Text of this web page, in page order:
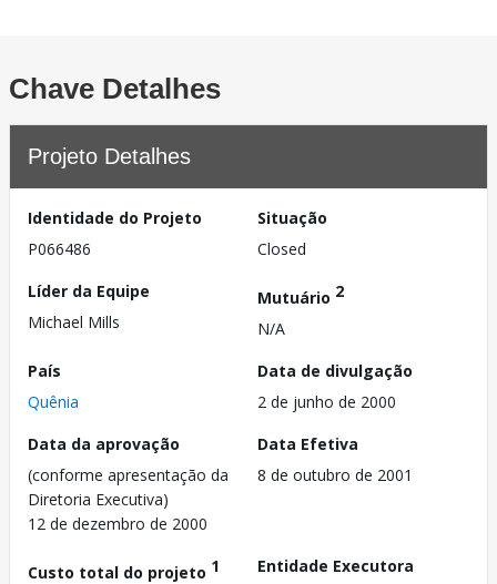
Chave Detalhes
Projeto Detalhes
Identidade do Projeto
P066486
Situação
Closed
Líder da Equipe
Michael Mills
Mutuário 2
N/A
País
Quênia
Data de divulgação
2 de junho de 2000
Data da aprovação
(conforme apresentação da
Diretoria Executiva)
12 de dezembro de 2000
Data Efetiva
8 de outubro de 2001
Custo total do projeto 1
Entidade Executora